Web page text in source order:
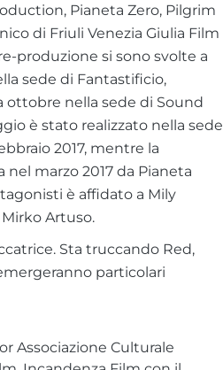
Pianeta Zero, Pilgrim
di Friuli Venezia Giulia Film
produzione si sono svolte a
sede di Fantastificio,
ottobre nella sede di Sound
è stato realizzato nella sede
2017, mentre la
marzo 2017 da Pianeta
è affidato a Mily
Artuso.
Sta truccando Red,
particolari
Associazione Culturale